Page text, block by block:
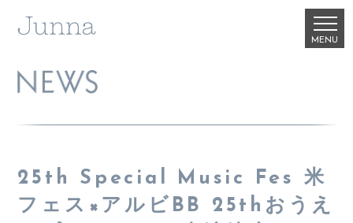
25th Special Music Fes 米
フェス×アルビBB 25thおうえ